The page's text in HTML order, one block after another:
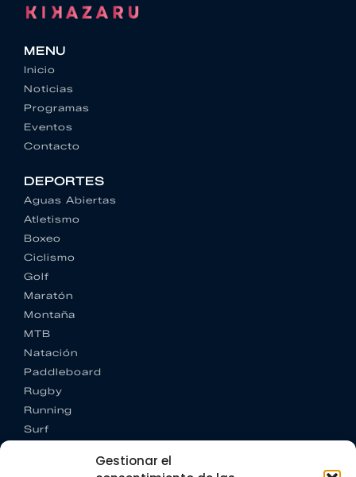
Gestionar el
MENU
Inicio
Noticias
Programas
Eventos
Contacto
DEPORTES
Aguas Abiertas
Atletismo
Boxeo
Ciclismo
Golf
Maratón
Montaña
MTB
Natación
Paddleboard
Rugby
Running
Surf